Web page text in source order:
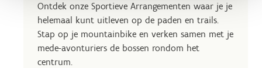
Ontdek onze Sportieve Arrangementen waar je je
helemaal kunt uitleven op de paden en trails.
Stap op je mountainbike en verken samen met je
mede-avonturiers de bossen rondom het
centrum.